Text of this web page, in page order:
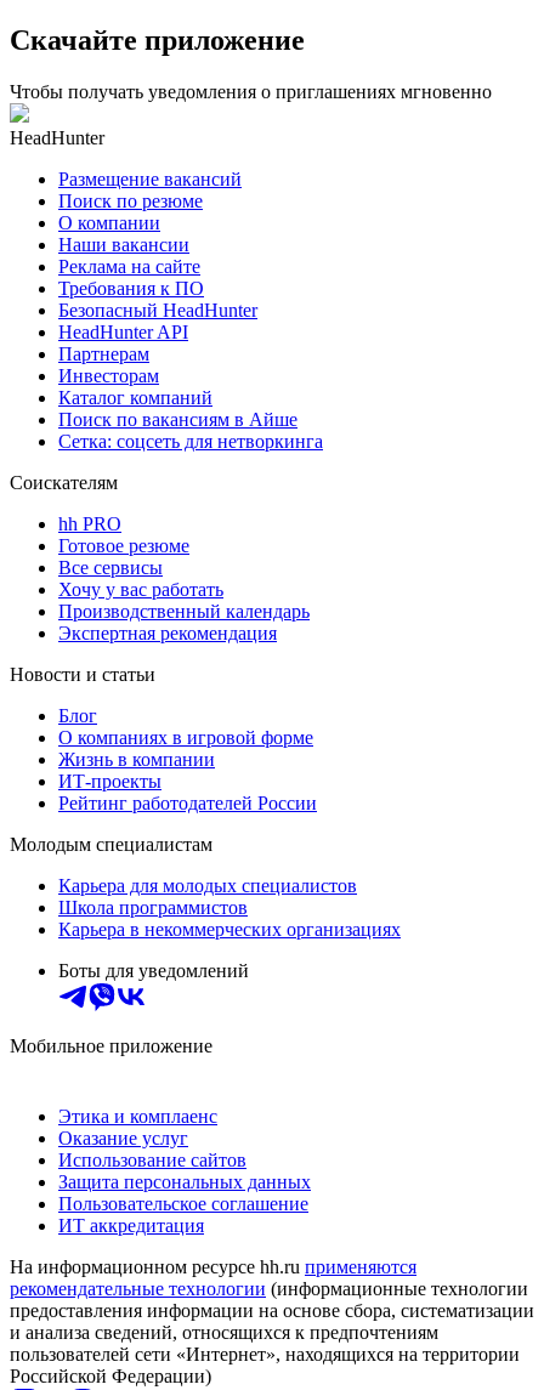
Скачайте приложение
Чтобы получать уведомления о приглашениях мгновенно
HeadHunter
Размещение вакансий
Поиск по резюме
О компании
Наши вакансии
Реклама на сайте
Требования к ПО
Безопасный HeadHunter
HeadHunter API
Партнерам
Инвесторам
Каталог компаний
Поиск по вакансиям в Айше
Сетка: соцсеть для нетворкинга
Соискателям
hh PRO
Готовое резюме
Все сервисы
Хочу у вас работать
Производственный календарь
Экспертная рекомендация
Новости и статьи
Блог
О компаниях в игровой форме
Жизнь в компании
ИТ-проекты
Рейтинг работодателей России
Молодым специалистам
Карьера для молодых специалистов
Школа программистов
Карьера в некоммерческих организациях
Боты для уведомлений
Мобильное приложение
Этика и комплаенс
Оказание услуг
Использование сайтов
Защита персональных данных
Пользовательское соглашение
ИТ аккредитация
На информационном ресурсе hh.ru применяются
рекомендательные технологии (информационные технологии
предоставления информации на основе сбора, систематизации
и анализа сведений, относящихся к предпочтениям
пользователей сети «Интернет», находящихся на территории
Российской Федерации)